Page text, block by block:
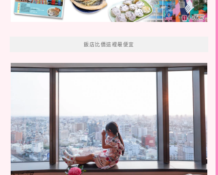
飯店比價這裡最便宜